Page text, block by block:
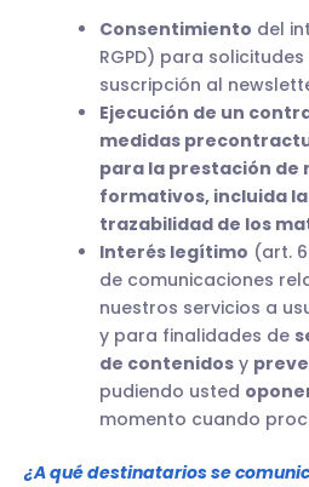
Consentimiento del
RGPD) para
suscripción al
Ejecución de un
medidas
para la prestación de
formativos, incluida
trazabilidad de los
Interés legítimo (art.
de comunicaciones
nuestros servicios a
y para finalidades de
de contenidos y
pudiendo usted
momento cuando
¿A qué destinatarios se